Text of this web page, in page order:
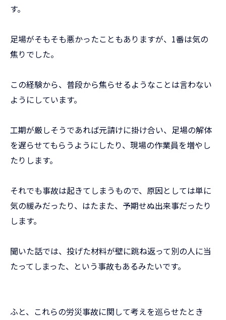
す。
足場がそもそも悪かったこともありますが、1番は気の
焦りでした。
この経験から、普段から焦らせるようなことは言わない
ようにしています。
工期が厳しそうであれば元請けに掛け合い、足場の解体
を遅らせてもらうようにしたり、現場の作業員を増やし
たりします。
それでも事故は起きてしまうもので、原因としては単に
気の緩みだったり、はたまた、予期せぬ出来事だったり
します。
聞いた話では、投げた材料が壁に跳ね返って別の人に当
たってしまった、という事故もあるみたいです。
ふと、これらの労災事故に関して考えを巡らせたとき